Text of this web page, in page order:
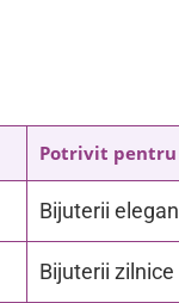
Potrivit pentru
Bijuterii
Bijuterii zilnice